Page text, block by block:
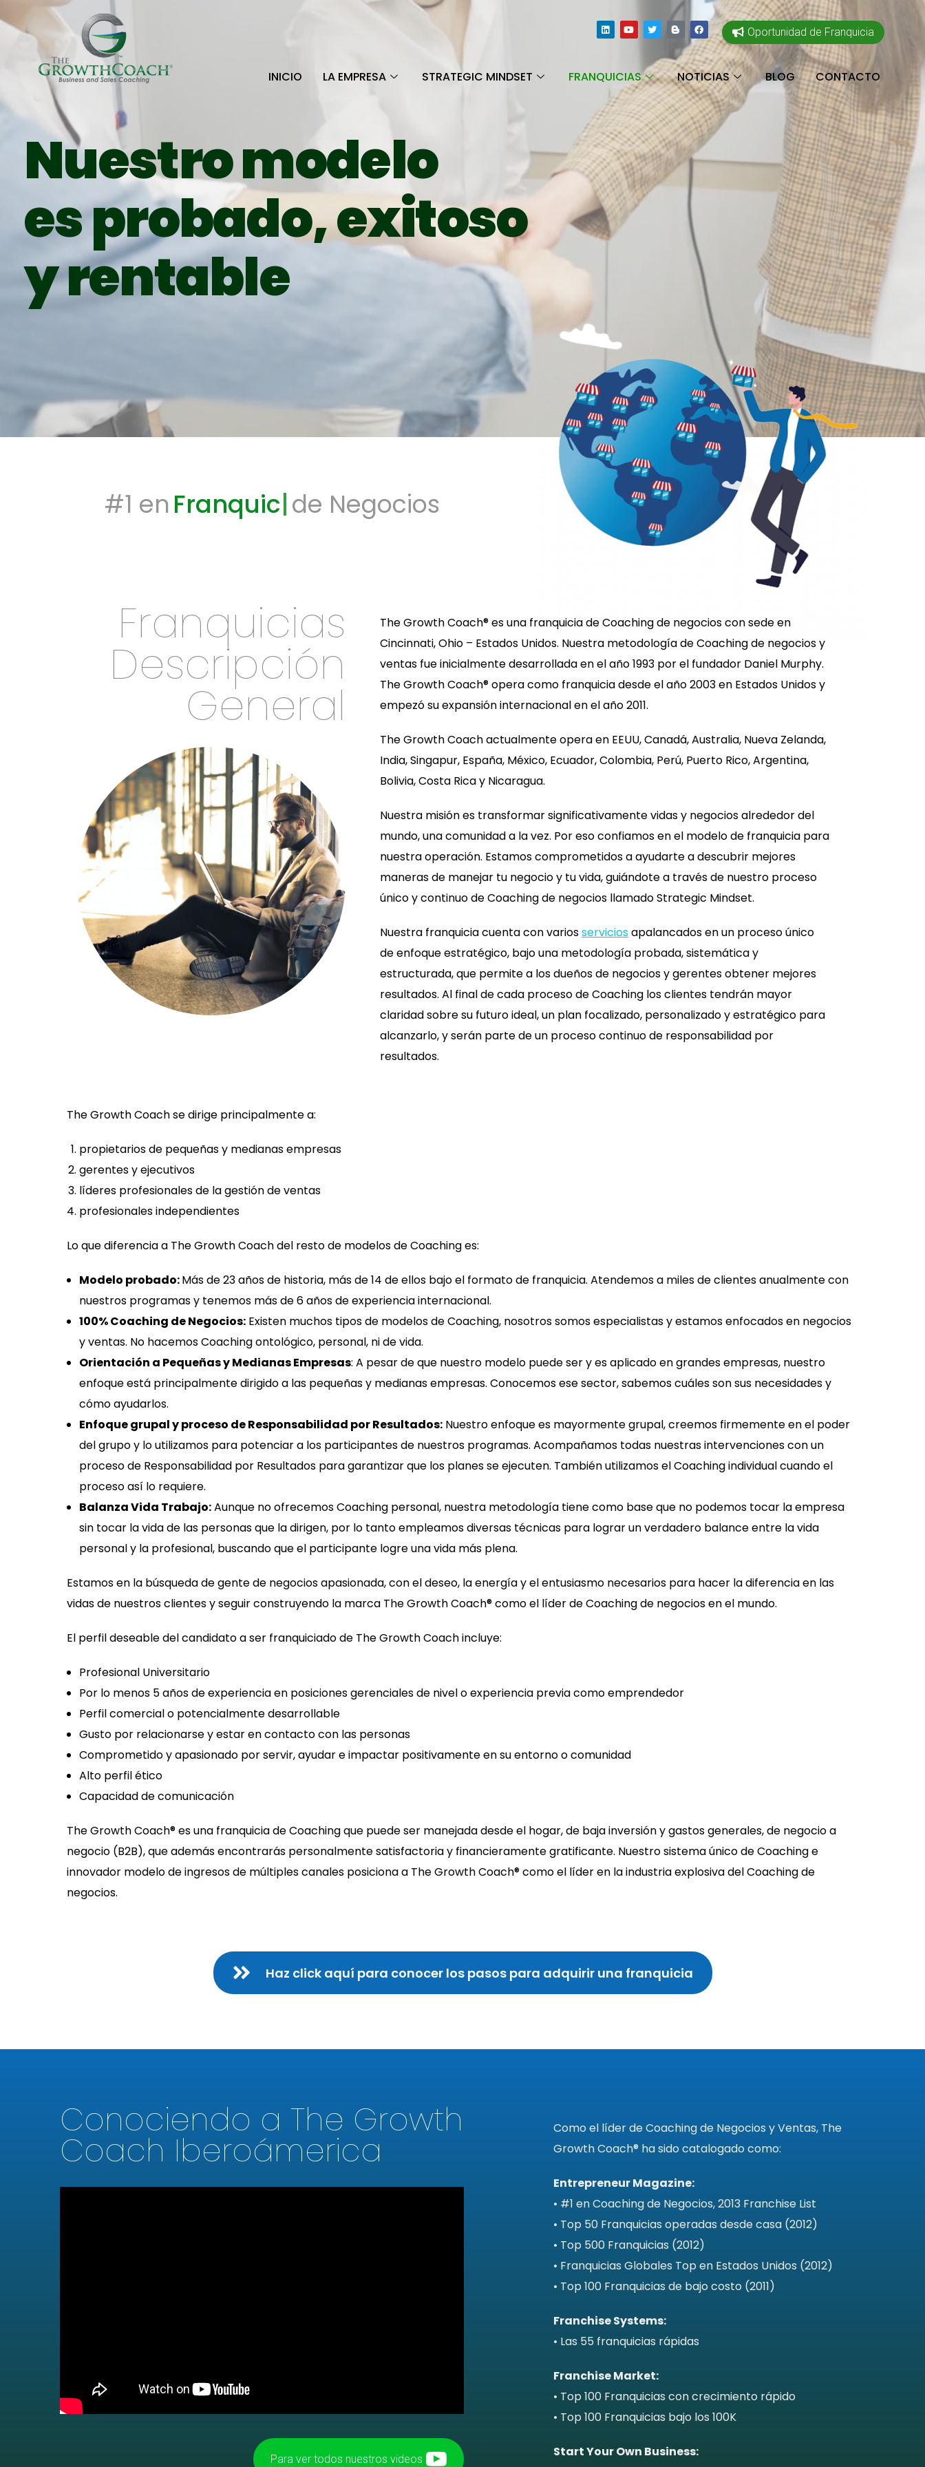
Oportunidad de Franquicia
INICIO LA EMPRESA STRATEGIC MINDSET FRANQUICIAS NOTICIAS BLOG CONTACTO
Nuestro modelo
es probado, exitoso
y rentable
#1 enFranquicias de Negocios
Franquicias
Descripción
General
The Growth Coach® es una franquicia de Coaching de negocios con sede en
Cincinnati, Ohio – Estados Unidos. Nuestra metodología de Coaching de negocios y
ventas fue inicialmente desarrollada en el año 1993 por el fundador Daniel Murphy.
The Growth Coach® opera como franquicia desde el año 2003 en Estados Unidos y
empezó su expansión internacional en el año 2011.
The Growth Coach actualmente opera en EEUU, Canadá, Australia, Nueva Zelanda,
India, Singapur, España, México, Ecuador, Colombia, Perú, Puerto Rico, Argentina,
Bolivia, Costa Rica y Nicaragua.
Nuestra misión es transformar significativamente vidas y negocios alrededor del
mundo, una comunidad a la vez. Por eso confiamos en el modelo de franquicia para
nuestra operación. Estamos comprometidos a ayudarte a descubrir mejores
maneras de manejar tu negocio y tu vida, guiándote a través de nuestro proceso
único y continuo de Coaching de negocios llamado Strategic Mindset.
Nuestra franquicia cuenta con variosserviciosapalancados en un proceso único
de enfoque estratégico, bajo una metodología probada, sistemática y
estructurada, que permite a los dueños de negocios y gerentes obtener mejores
resultados. Al final de cada proceso de Coaching los clientes tendrán mayor
claridad sobre su futuro ideal, un plan focalizado, personalizado y estratégico para
alcanzarlo, y serán parte de un proceso continuo de responsabilidad por
resultados.
The Growth Coach se dirige principalmente a:
propietarios de pequeñas y medianas empresas
gerentes y ejecutivos
líderes profesionales de la gestión de ventas
profesionales independientes
Lo que diferencia a The Growth Coach del resto de modelos de Coaching es:
Modelo probado:Más de 23 años de historia, más de 14 de ellos bajo el formato de franquicia. Atendemos a miles de clientes anualmente con
nuestros programas y tenemos más de 6 años de experiencia internacional.
100% Coaching de Negocios: Existen muchos tipos de modelos de Coaching, nosotros somos especialistas y estamos enfocados en negocios
y ventas. No hacemos Coaching ontológico, personal, ni de vida.
Orientación a Pequeñas y Medianas Empresas: A pesar de que nuestro modelo puede ser y es aplicado en grandes empresas, nuestro
enfoque está principalmente dirigido a las pequeñas y medianas empresas. Conocemos ese sector, sabemos cuáles son sus necesidades y
cómo ayudarlos.
Enfoque grupal y proceso de Responsabilidad por Resultados: Nuestro enfoque es mayormente grupal, creemos firmemente en el poder
del grupo y lo utilizamos para potenciar a los participantes de nuestros programas. Acompañamos todas nuestras intervenciones con un
proceso de Responsabilidad por Resultados para garantizar que los planes se ejecuten. También utilizamos el Coaching individual cuando el
proceso así lo requiere.
Balanza Vida Trabajo:Aunque no ofrecemos Coaching personal, nuestra metodología tiene como base que no podemos tocar la empresa
sin tocar la vida de las personas que la dirigen, por lo tanto empleamos diversas técnicas para lograr un verdadero balance entre la vida
personal y la profesional, buscando que el participante logre una vida más plena.
Estamos en la búsqueda de gente de negocios apasionada, con el deseo, la energía y el entusiasmo necesarios para hacer la diferencia en las
vidas de nuestros clientes y seguir construyendo la marca The Growth Coach® como el líder de Coaching de negocios en el mundo.
El perfil deseable del candidato a ser franquiciado de The Growth Coach incluye:
Profesional Universitario
Por lo menos 5 años de experiencia en posiciones gerenciales de nivel o experiencia previa como emprendedor
Perfil comercial o potencialmente desarrollable
Gusto por relacionarse y estar en contacto con las personas
Comprometido y apasionado por servir, ayudar e impactar positivamente en su entorno o comunidad
Alto perfil ético
Capacidad de comunicación
The Growth Coach® es una franquicia de Coaching que puede ser manejada desde el hogar, de baja inversión y gastos generales, de negocio a
negocio (B2B), que además encontrarás personalmente satisfactoria y financieramente gratificante. Nuestro sistema único de Coaching e
innovador modelo de ingresos de múltiples canales posiciona a The Growth Coach® como el líder en la industria explosiva del Coaching de
negocios.
Haz click aquí para conocer los pasos para adquirir una franquicia
Conociendo a The Growth
Coach Iberoámerica
Para ver todos nuestros videos
Como el líder de Coaching de Negocios y Ventas, The
Growth Coach® ha sido catalogado como:
Entrepreneur Magazine:
• #1 en Coaching de Negocios, 2013 Franchise List
• Top 50 Franquicias operadas desde casa (2012)
• Top 500 Franquicias (2012)
• Franquicias Globales Top en Estados Unidos (2012)
• Top 100 Franquicias de bajo costo (2011)
Franchise Systems:
• Las 55 franquicias rápidas
Franchise Market:
• Top 100 Franquicias con crecimiento rápido
• Top 100 Franquicias bajo los 100K
Start Your Own Business: